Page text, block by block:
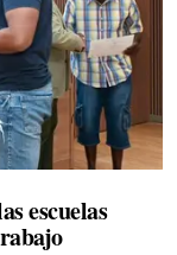
escuelas